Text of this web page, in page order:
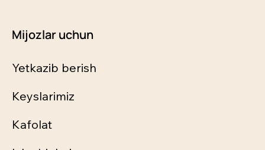
Mijozlar uchun
Yetkazib berish
Keyslarimiz
Kafolat